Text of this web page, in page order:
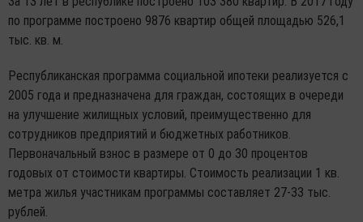
по программе построено 9876 квартир общей площадью 526,1
тыс. кв. м.
Республиканская программа социальной ипотеки реализуется с
2005 года и предназначена для граждан, состоящих в очереди
на улучшение жилищных условий, преимущественно для
сотрудников предприятий и бюджетных работников.
Первоначальный взнос в размере от 0 до 30 процентов
годовых от стоимости квартиры. Стоимость реализации 1 кв.
метра жилья участникам программы составляет 27-33 тыс.
рублей.